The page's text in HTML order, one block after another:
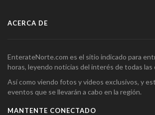
ACERCA DE
EnterateNorte.com es el sitio indicado para
horas, leyendo noticias del interés de todas las
Así como viendo fotos y videos exclusivos, y
eventos que se llevarán a cabo en la región.
MANTENTE CONECTADO